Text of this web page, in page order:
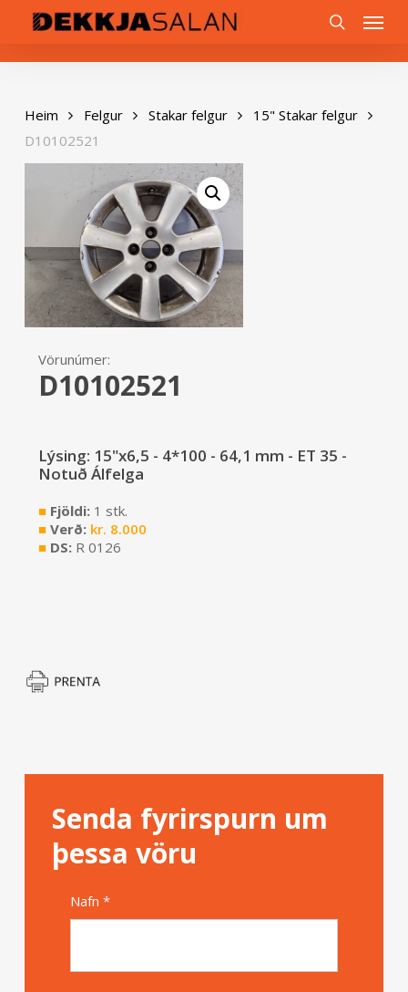
content
Menu
Heim Felgur Stakar felgur
15" Stakar felgur
D10102521
Vörunúmer:
D10102521
Lýsing: 15"x6,5 - 4*100 - 64,1 mm - ET 35 -
Notuð Álfelga
■Fjöldi: 1 stk.
■Verð: kr. 8.000
■DS: R 0126
Senda fyrirspurn um
þessa vöru
Nafn *